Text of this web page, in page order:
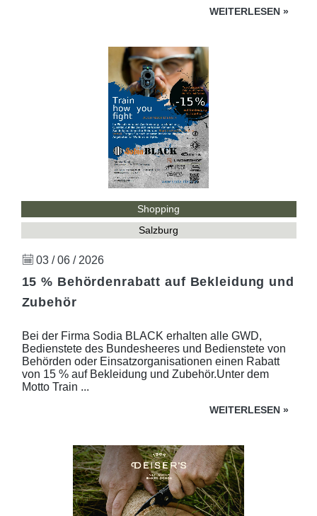
WEITERLESEN »
Shopping
Salzburg
03 / 06 / 2026
15 % Behördenrabatt auf Bekleidung und
Zubehör
Bei der Firma Sodia BLACK erhalten alle GWD,
Bedienstete des Bundesheeres und Bedienstete von
Behörden oder Einsatzorganisationen einen Rabatt
von 15 % auf Bekleidung und Zubehör.Unter dem
Motto Train ...
WEITERLESEN »